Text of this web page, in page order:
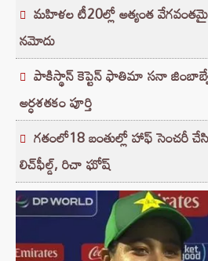
మహిళల టీ20ల్లో అత్యంత
నమోదు
పాకిస్థాన్ కెప్టెన్ ఫాతిమా సనా
అర్ధశతకం పూర్తి
గతంలో18 బంతుల్లో హాఫ్ సెంచరీ
లిచ్‌ఫీల్డ్, రిచా ఘోష్